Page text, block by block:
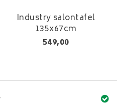
Industry salontafel
135x67cm
549,00